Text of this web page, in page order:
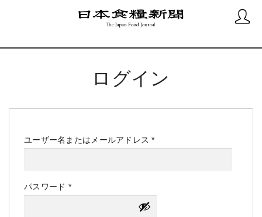
ログイン
ユーザー名またはメールアドレス*必
パスワード *必
須